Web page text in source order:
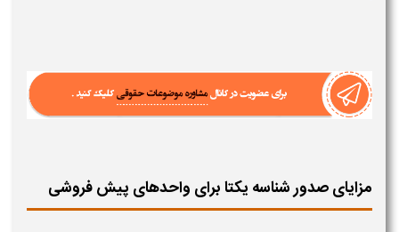
مزایای صدور شناسه یکتا برای واحدهای پیش فروشی